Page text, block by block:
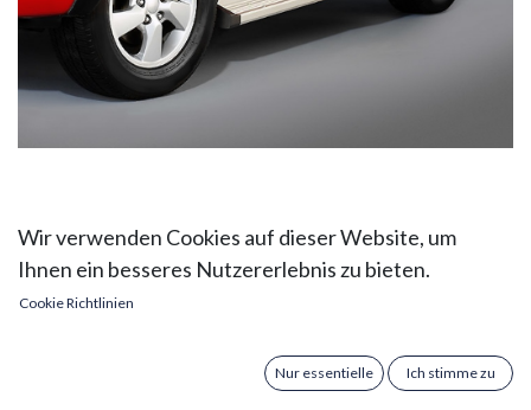
Daihatsu Terios Bj. 06
Fahrzeuge mit
Kunststoffschweller: COBRA
Wir verwenden Cookies auf dieser Website, um
Ihnen ein besseres Nutzererlebnis zu bieten.
Cookie Richtlinien
Nur essentielle Ich stimme zu